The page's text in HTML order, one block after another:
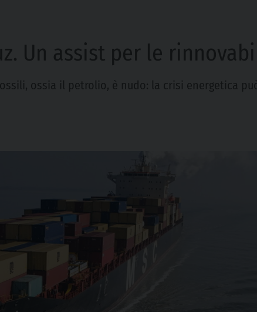
Un assist per le
ossia il petrolio, è nudo: la crisi energetica